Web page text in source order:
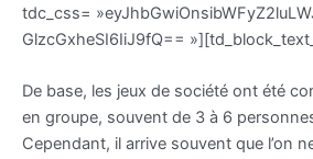
tdc_css=
GlzcGxheSI6IiJ9fQ==
De base, les jeux de société ont été
en groupe, souvent de 3 à 6
Cependant, il arrive souvent que l’on